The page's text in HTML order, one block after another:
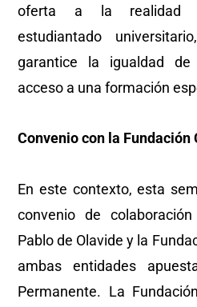
oferta a la realidad
estudiantado
garantice la igualdad
acceso a una formación
Convenio con la Fundación
En este contexto, esta
convenio de
Pablo de Olavide y la
ambas entidades
Permanente. La